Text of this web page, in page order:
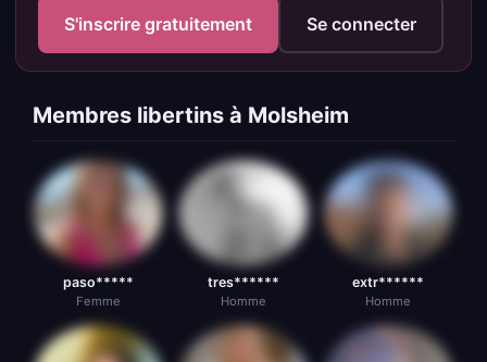
S'inscrire gratuitement Se connecter
Membres libertins à Molsheim
paso*****
Femme
tres******
Homme
extr******
Homme